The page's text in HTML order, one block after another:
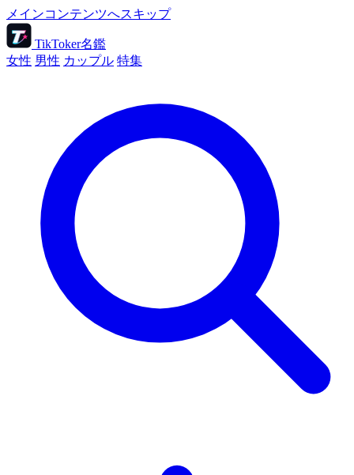
メインコンテンツへスキップ
TikToker名鑑
女性 男性 カップル 特集